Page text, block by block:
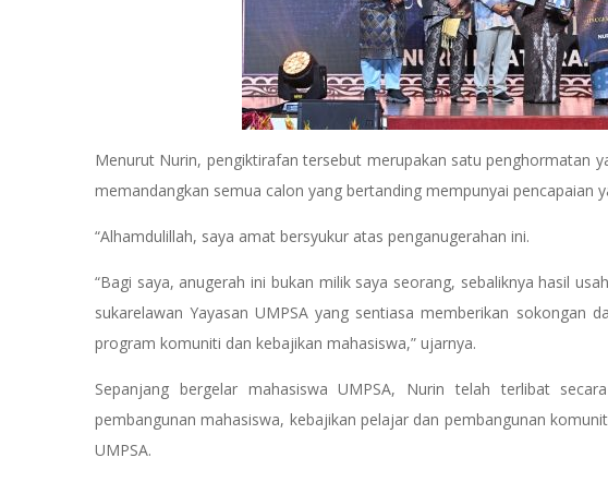
Menurut Nurin, pengiktirafan tersebut merupakan satu penghormatan
memandangkan semua calon yang bertanding mempunyai pencapaian
“Alhamdulillah, saya amat bersyukur atas penganugerahan ini.
“Bagi saya, anugerah ini bukan milik saya seorang, sebaliknya hasil
sukarelawan Yayasan UMPSA yang sentiasa memberikan sokongan
program komuniti dan kebajikan mahasiswa,” ujarnya.
Sepanjang bergelar mahasiswa UMPSA, Nurin telah terlibat
pembangunan mahasiswa, kebajikan pelajar dan pembangunan
UMPSA.